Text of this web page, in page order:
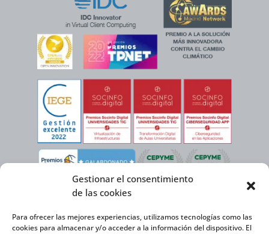
Gestionar el consentimiento
de las cookies
Para ofrecer las mejores experiencias, utilizamos tecnologías como las
cookies para almacenar y/o acceder a la información del dispositivo. El